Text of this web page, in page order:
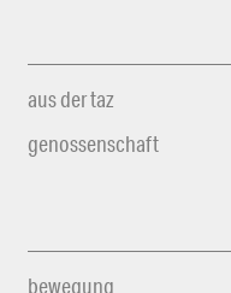
aus der taz
genossenschaft
bewegung